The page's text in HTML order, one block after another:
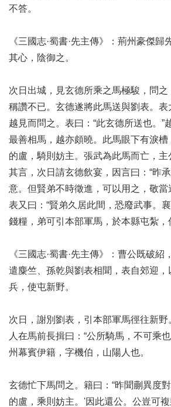
不答。
《三國志·蜀書·先主傳》：荊州豪傑歸
其心，陰御之。
次日出城，見玄德所乘之馬極駿，問
稱讚不已。玄德遂將此馬送與劉表。表
越見而問之。表曰：“此玄德所送也。”
最善相馬，越亦頗曉。此馬眼下有淚
的盧，騎則妨主。張武為此馬而亡，主
其言，次日請玄德飲宴，因言曰：“昨
意。但賢弟不時徵進，可以用之，敬當
表又曰：“賢弟久居此間，恐廢武事。
錢糧，弟可引本部軍馬，於本縣屯紮，
《三國志·蜀書·先主傳》：曹公既破紹
遣麋竺、孫乾與劉表相聞，表自郊迎
兵，使屯新野。
次日，謝別劉表，引本部軍馬徑往新
人在馬前長揖曰：“公所騎馬，不可乘
州幕賓伊籍，字機伯，山陽人也。
玄德忙下馬問之。籍曰：“昨聞蒯異度
的盧，乘則妨主。'因此還公。公豈可複